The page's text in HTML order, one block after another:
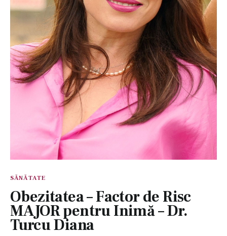
SĂNĂTATE
Obezitatea – Factor de Risc
MAJOR pentru Inimă – Dr.
Turcu Diana